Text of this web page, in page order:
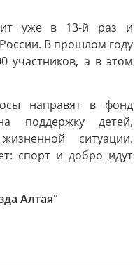
уже в 13-й раз и
В прошлом году
участников, а в этом
направят в фонд
поддержку детей,
ситуации.
спорт и добро идут
Алтая"